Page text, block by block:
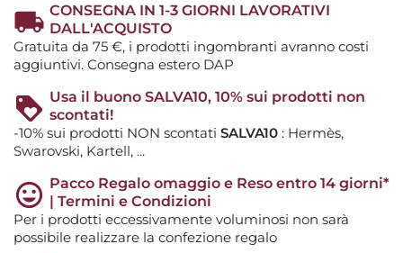
CONSEGNA IN 1-3 GIORNI LAVORATIVI
DALL'ACQUISTO
Gratuita da 75 €, i prodotti ingombranti avranno costi
aggiuntivi. Consegna estero DAP
Usa il buono SALVA10, 10% sui prodotti non
scontati!
-10% sui prodotti NON scontati SALVA10 : Hermès,
Swarovski, Kartell, ...
Pacco Regalo omaggio e Reso entro 14 giorni*
| Termini e Condizioni
Per i prodotti eccessivamente voluminosi non sarà
possibile realizzare la confezione regalo